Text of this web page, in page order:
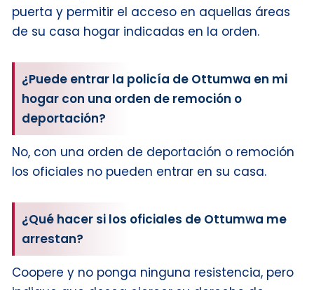
puerta y permitir el acceso en aquellas áreas
de su casa hogar indicadas en la orden.
¿Puede entrar la policía de Ottumwa en mi
hogar con una orden de remoción o
deportación?
No, con una orden de deportación o remoción
los oficiales no pueden entrar en su casa.
¿Qué hacer si los oficiales de Ottumwa me
arrestan?
Coopere y no ponga ninguna resistencia, pero